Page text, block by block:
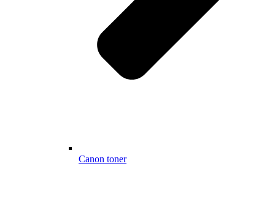
Canon toner